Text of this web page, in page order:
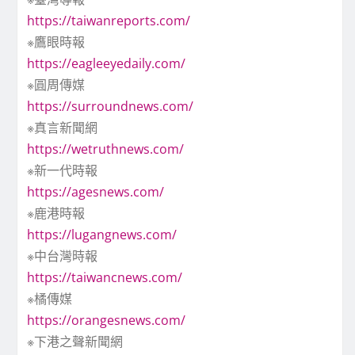
https://taiwanreports.com/
※鷹眼時報
https://eagleeyedaily.com/
※圓周傳媒
https://surroundnews.com/
※真言新聞網
https://wetruthnews.com/
※新一代時報
https://agesnews.com/
※鹿港時報
https://lugangnews.com/
※中台灣時報
https://taiwancnews.com/
※橘傳媒
https://orangesnews.com/
※下港之聲新聞網